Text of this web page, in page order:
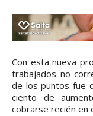
Con esta nueva
trabajados no
de los puntos fue
ciento de
cobrarse recién en